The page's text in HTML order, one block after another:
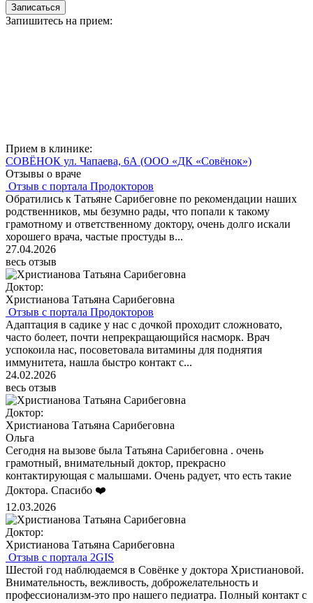
Записаться
Запишитесь на прием:
Прием в клинике:
СОВЁНОК ул. Чапаева, 6А (ООО «ДК «Совёнок»)
Отзывы о враче
Отзыв с портала Продокторов
Обратились к Татьяне Сарибеговне по рекомендации наших
родственников, мы безумно рады, что попали к такому
грамотному и ответственному доктору, очень долго искали
хорошего врача, частые простуды в...
27.04.2026
весь отзыв
Доктор:
Христианова Татьяна Сарибеговна
Отзыв с портала Продокторов
Адаптация в садике у нас с дочкой проходит сложновато,
часто болеет, почти непрекращающийся насморк. Врач
успокоила нас, посоветовала витамины для поднятия
иммунитета, нашла быстро контакт с...
24.02.2026
весь отзыв
Доктор:
Христианова Татьяна Сарибеговна
Ольга
Сегодня на вызове была Татьяна Сарибеговна . очень
грамотный, внимательный доктор, прекрасно
контактирующая с малышами. Очень радует, что есть такие
Доктора. Спасибо ❤️
12.03.2026
Доктор:
Христианова Татьяна Сарибеговна
Отзыв с портала 2GIS
Шестой год наблюдаемся в Совёнке у доктора Христиановой.
Внимательность, вежливость, доброжелательность и
профессионализм-это про нашего педиатра. Полный контакт с